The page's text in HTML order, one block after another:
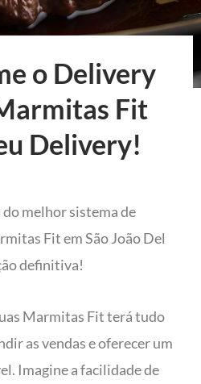
o Delivery
Fit
Delivery!
do melhor sistema de
Fit em São João Del
definitiva!
Marmitas Fit terá tudo
as vendas e oferecer um
Imagine a facilidade de